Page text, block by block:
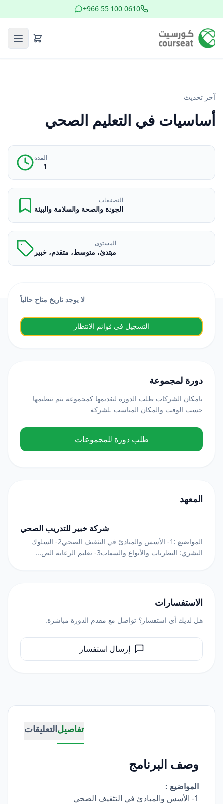
+966 55 100 0610
آخر تحديث
أساسيات في التعليم الصحي
المدة
1
التصنيفات
الجودة والصحة والسلامة والبيئة
المستوى
مبتدئ، متوسط، متقدم، خبير
تفاصيلالتعليقات
وصف البرنامج
المواضيع :
1- الأسس والمبادئ في التثقيف الصحي
لا يوجد تاريخ متاح حالياً
التسجيل في قوائم الانتظار
دورة لمجموعة
بامكان الشركات طلب الدورة لتقديمها كمجموعة يتم تنظيمها
حسب الوقت والمكان المناسب للشركة
طلب دورة للمجموعات
المعهد
شركة خبير للتدريب الصحي
المواضيع :1- الأسس والمبادئ في التثقيف الصحي2- السلوك
البشري: النظريات والأنواع والسمات3- تعليم الرعاية الص...
الاستفسارات
هل لديك أي استفسار؟ تواصل مع مقدم الدورة مباشرة.
إرسال استفسار